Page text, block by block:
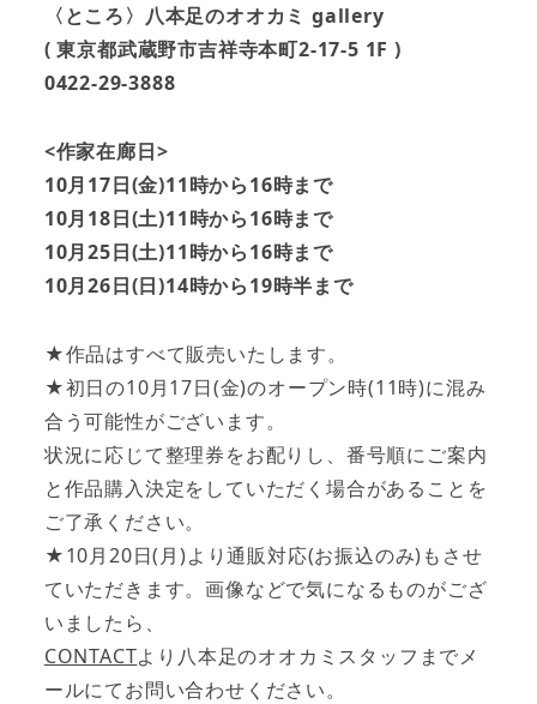
〈ところ〉八本足のオオカミ gallery
( 東京都武蔵野市吉祥寺本町2-17-5 1F )
0422-29-3888
<作家在廊日>
10月17日(金)11時から16時まで
10月18日(土)11時から16時まで
10月25日(土)11時から16時まで
10月26日(日)14時から19時半まで
★作品はすべて販売いたします。
★初日の10月17日(金)のオープン時(11時)に混み
合う可能性がございます。
状況に応じて整理券をお配りし、番号順にご案内
と作品購入決定をしていただく場合があることを
ご了承ください。
★10月20日(月)より通販対応(お振込のみ)もさせ
ていただきます。画像などで気になるものがござ
いましたら、
CONTACTより八本足のオオカミスタッフまでメ
ールにてお問い合わせください。